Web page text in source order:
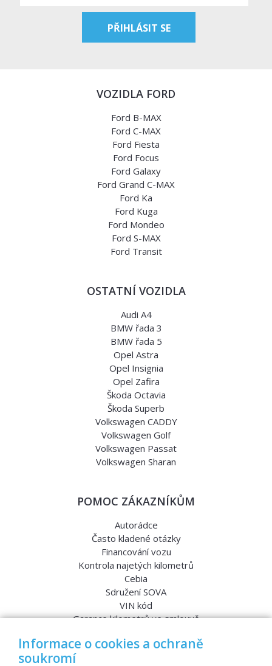
VOZIDLA FORD
Ford B-MAX
Ford C-MAX
Ford Fiesta
Ford Focus
Ford Galaxy
Ford Grand C-MAX
Ford Ka
Ford Kuga
Ford Mondeo
Ford S-MAX
Ford Transit
OSTATNÍ VOZIDLA
Audi A4
BMW řada 3
BMW řada 5
Opel Astra
Opel Insignia
Opel Zafira
Škoda Octavia
Škoda Superb
Volkswagen CADDY
Volkswagen Golf
Volkswagen Passat
Volkswagen Sharan
POMOC ZÁKAZNÍKŮM
Autorádce
Často kladené otázky
Financování vozu
Kontrola najetých kilometrů
Cebia
Sdružení SOVA
VIN kód
Garance kilometrů ve smlouvě
Informace o cookies a ochraně
soukromí